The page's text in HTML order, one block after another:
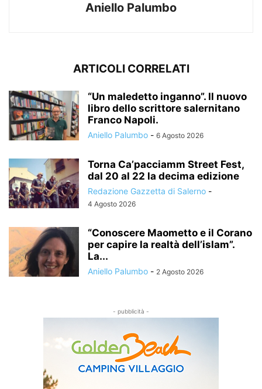
Aniello Palumbo
ARTICOLI CORRELATI
“Un maledetto inganno”. Il nuovo
libro dello scrittore salernitano
Franco Napoli.
Aniello Palumbo - 6 Agosto 2026
Torna Ca’pacciamm Street Fest,
dal 20 al 22 la decima edizione
Redazione Gazzetta di Salerno -
4 Agosto 2026
“Conoscere Maometto e il Corano
per capire la realtà dell’islam”.
La...
Aniello Palumbo - 2 Agosto 2026
- pubblicità -